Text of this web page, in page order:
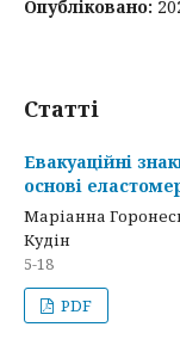
Опубліковано:
Статті
Евакуаційні
основі
Маріанна
Кудін
5-18
PDF